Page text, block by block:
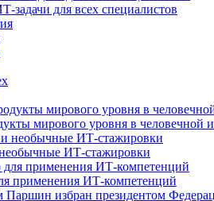
задачи для всех специалистов
мирового уровня в
ИТ‑стажировки
применения ИТ-компетенций